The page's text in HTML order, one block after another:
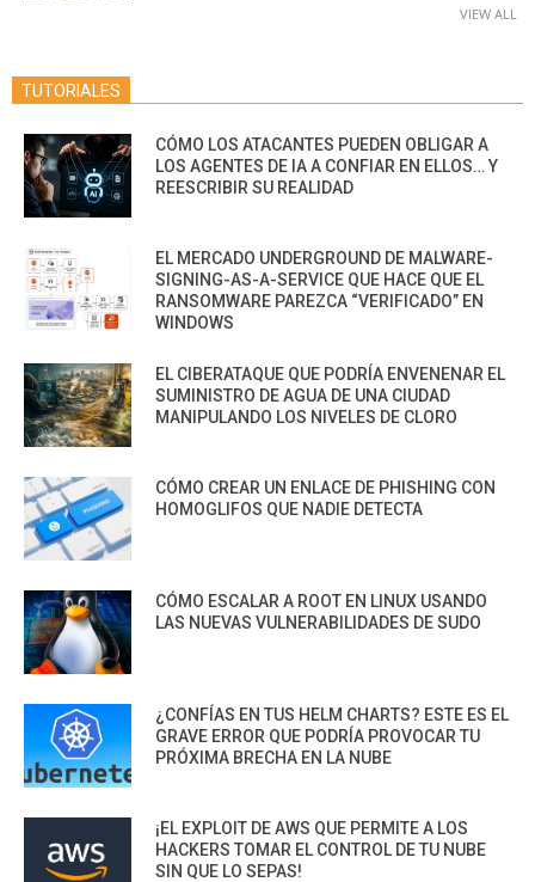
VIEW ALL
TUTORIALES
CÓMO LOS ATACANTES PUEDEN OBLIGAR A
LOS AGENTES DE IA A CONFIAR EN ELLOS… Y
REESCRIBIR SU REALIDAD
EL MERCADO UNDERGROUND DE MALWARE-
SIGNING-AS-A-SERVICE QUE HACE QUE EL
RANSOMWARE PAREZCA “VERIFICADO” EN
WINDOWS
EL CIBERATAQUE QUE PODRÍA ENVENENAR EL
SUMINISTRO DE AGUA DE UNA CIUDAD
MANIPULANDO LOS NIVELES DE CLORO
CÓMO CREAR UN ENLACE DE PHISHING CON
HOMOGLIFOS QUE NADIE DETECTA
CÓMO ESCALAR A ROOT EN LINUX USANDO
LAS NUEVAS VULNERABILIDADES DE SUDO
¿CONFÍAS EN TUS HELM CHARTS? ESTE ES EL
GRAVE ERROR QUE PODRÍA PROVOCAR TU
PRÓXIMA BRECHA EN LA NUBE
¡EL EXPLOIT DE AWS QUE PERMITE A LOS
HACKERS TOMAR EL CONTROL DE TU NUBE
SIN QUE LO SEPAS!